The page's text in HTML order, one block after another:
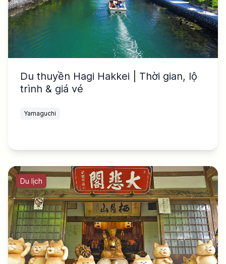
Du thuyền Hagi Hakkei | Thời gian, lộ
trình & giá vé
Yamaguchi
Du lịch